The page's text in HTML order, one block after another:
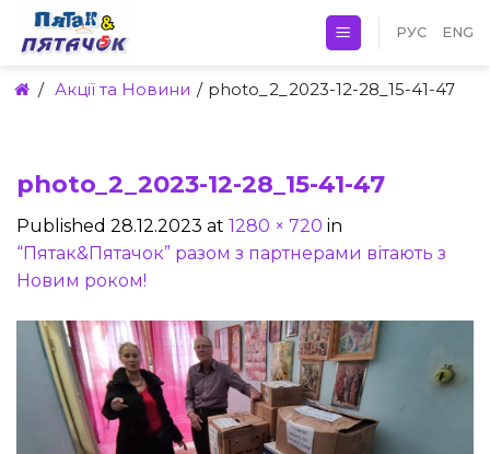
Skip
РУС ENG
/ Акції та Новини / photo_2_2023-12-28_15-41-47
photo_2_2023-12-28_15-41-47
Published 28.12.2023 at 1280 × 720 in
“Пятак&Пятачок” разом з партнерами вітають з
Новим роком!